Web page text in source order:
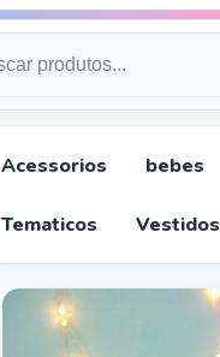
Acessorios bebes
Tematicos Vestidos